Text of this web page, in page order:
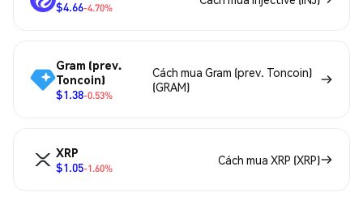
$4.66-4.70%
Gram (prev.
Toncoin)
$1.38-0.53%
Cách mua Gram (prev. Toncoin)
(GRAM)
XRP
$1.05-1.60%
Cách mua XRP (XRP)